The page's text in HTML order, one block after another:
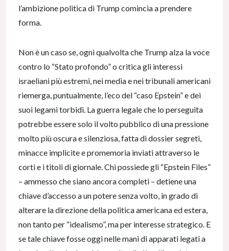
l’ambizione politica di Trump comincia a prendere
forma.
Non è un caso se, ogni qualvolta che Trump alza la voce
contro lo “Stato profondo” o critica gli interessi
israeliani più estremi, nei media e nei tribunali americani
riemerga, puntualmente, l’eco del “caso Epstein” e dei
suoi legami torbidi. La guerra legale che lo perseguita
potrebbe essere solo il volto pubblico di una pressione
molto più oscura e silenziosa, fatta di dossier segreti,
minacce implicite e promemoria inviati attraverso le
corti e i titoli di giornale. Chi possiede gli “Epstein Files”
– ammesso che siano ancora completi – detiene una
chiave d’accesso a un potere senza volto, in grado di
alterare la direzione della politica americana ed estera,
non tanto per “idealismo”, ma per interesse strategico. E
se tale chiave fosse oggi nelle mani di apparati legati a